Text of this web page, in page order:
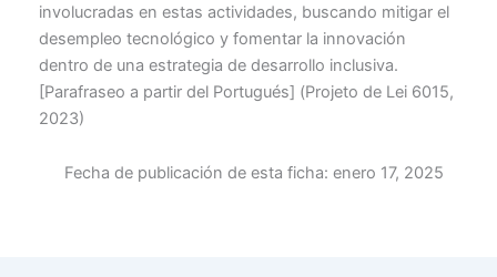
involucradas en estas actividades, buscando mitigar el
desempleo tecnológico y fomentar la innovación
dentro de una estrategia de desarrollo inclusiva.
[Parafraseo a partir del Portugués] (Projeto de Lei 6015,
2023)
Fecha de publicación de esta ficha: enero 17, 2025